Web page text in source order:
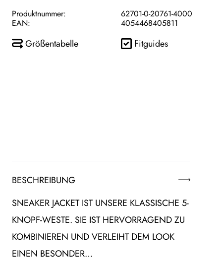
Produktnummer:
62701-0-20761-4000
EAN:
4054468405811
Größentabelle Fitguides
BESCHREIBUNG
SNEAKER JACKET IST UNSERE KLASSISCHE 5-
KNOPF-WESTE. SIE IST HERVORRAGEND ZU
KOMBINIEREN UND VERLEIHT DEM LOOK
EINEN BESONDER…